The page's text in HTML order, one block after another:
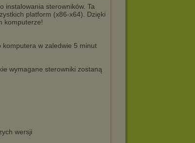
instalowania sterowników. Ta
platform (x86-x64). Dzięki
komputerze!
w zaledwie 5 minut
wymagane sterowniki zostaną
wersji